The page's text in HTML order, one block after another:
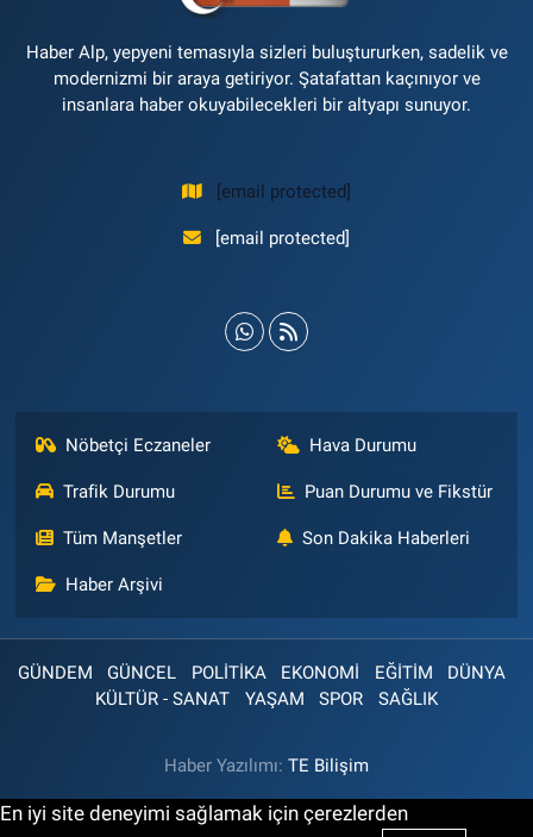
Haber Alp, yepyeni temasıyla sizleri buluştururken, sadelik ve
modernizmi bir araya getiriyor. Şatafattan kaçınıyor ve
insanlara haber okuyabilecekleri bir altyapı sunuyor.
[email protected]
[email protected]
Nöbetçi Eczaneler Hava Durumu
Trafik Durumu Puan Durumu ve Fikstür
Tüm Manşetler Son Dakika Haberleri
Haber Arşivi
GÜNDEM GÜNCEL POLİTİKA EKONOMİ EĞİTİM
DÜNYA
KÜLTÜR - SANAT
YAŞAM SPOR SAĞLIK
Haber Yazılımı: TE Bilişim
En iyi site deneyimi sağlamak için çerezlerden